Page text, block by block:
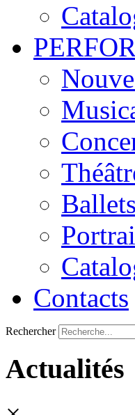
Ballets
Contacts
Rechercher
Actualités